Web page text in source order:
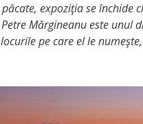
expoziţia se închide
Mărgineanu este unul
pe care el le